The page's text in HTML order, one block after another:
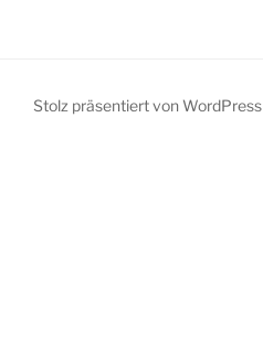
Stolz präsentiert von WordPress